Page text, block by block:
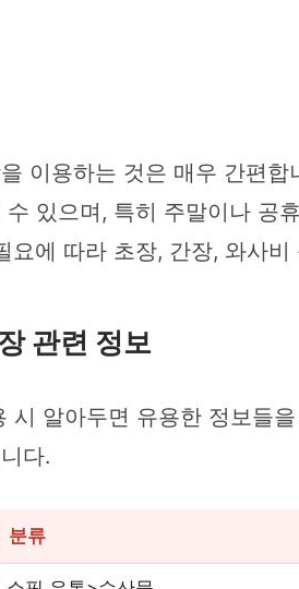
이용하는 것은 매우 간편
있으며, 특히 주말이나 공
요에 따라 초장, 간장, 와사
관련 정보
시 알아두면 유용한 정보들
다.
분류